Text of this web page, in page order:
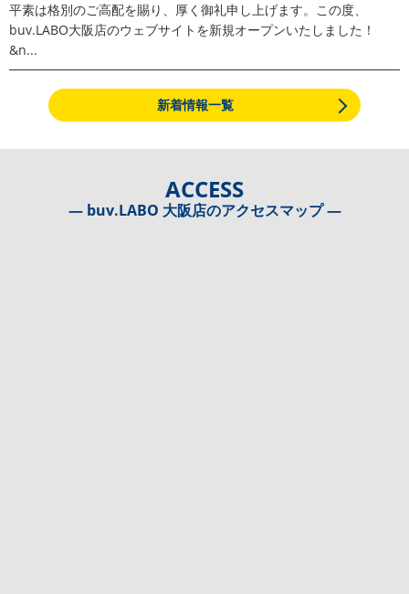
平素は格別のご高配を賜り、厚く御礼申し上げます。この度、
buv.LABO大阪店のウェブサイトを新規オープンいたしました！
&n...
新着情報一覧
ACCESS
― buv.LABO 大阪店のアクセスマップ ―